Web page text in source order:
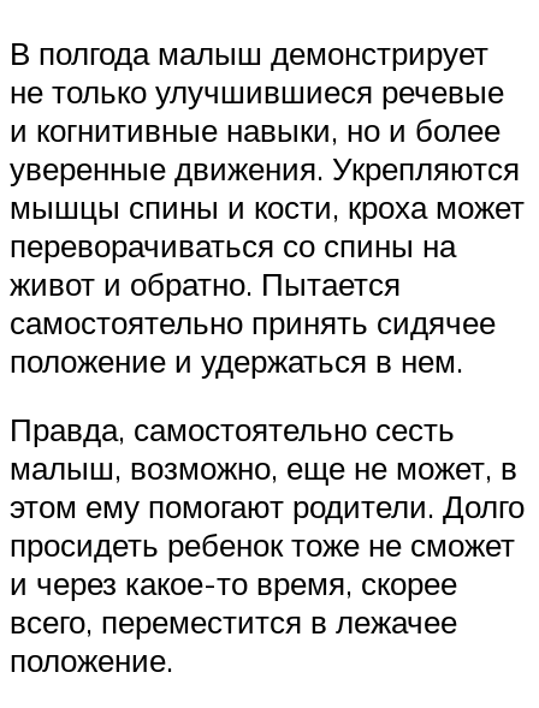
В полгода малыш демонстрирует
не только улучшившиеся речевые
и когнитивные навыки, но и более
уверенные движения. Укрепляются
мышцы спины и кости, кроха может
переворачиваться со спины на
живот и обратно. Пытается
самостоятельно принять сидячее
положение и удержаться в нем.
Правда, самостоятельно сесть
малыш, возможно, еще не может, в
этом ему помогают родители. Долго
просидеть ребенок тоже не сможет
и через какое-то время, скорее
всего, переместится в лежачее
положение.